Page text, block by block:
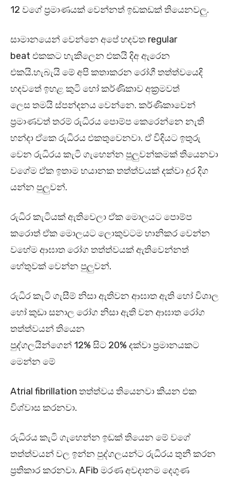
12 වගේ ප්‍රමාණයක් වෙන්නත් ඉඩකඩක් තියෙනවලු.
සාමානයෙන් වෙන්නෙ අපේ හදවත regular
beat එකකට හැකිලෙන එකයි දිඅ ඇරෙන
එකයි.හැබැයි මේ අපි කතාකරන රෝගී තත්ත්වයෙදි
හදවතේ ඉහළ කුටි හෝ කර්ණිකාව අක්‍රමවත්
ලෙස තමයි ස්පන්දනය වෙන්නෙ. කර්ණිකාවෙන්
ප්‍රමාණවත් තරම් රුධිරය පොම්ප කෙරෙන්නෙ නැති
හන්දා ඒකෙ රුධිරය එකතුවෙනවා. ඒ විදියට ඉතුරු
වෙන රුධිරය කැටි ගැහෙන්න පුලුවන්කමක් තියෙනවා
වගේම ඒක ඉතාම භයානක තත්ත්වයක් දක්වා දුර දිග
යන්න පුලුවන්.
රුධිර කැටියක් ඇතිවෙලා ඒක මොලයට පොම්ප
කරොත් ඒක මොලයට ලොකුවටම හානිකර වෙන්න
වහේම ආඝාත රෝග තත්ත්වයක් ඇතිවෙන්නත්
හේතුවක් වෙන්න පුලුවන්.
රුධිර කැටි ගැසීම් නිසා ඇතිවන ආඝාත ඇති හෝ විශාල
හෝ කුඩා සනාල රෝග නිසා ඇති වන ආඝාත රෝග
තත්ත්වයන් තියෙන
පුද්ගලයින්ගෙන් 12% සිට 20% දක්වා ප්‍රමානයකට
මෙන්න මේ
Atrial fibrillation තත්ත්වය තියෙනවා කියන එක
විශ්වාස කරනවා.
රුධිරය කැටි ගැහෙන්න ඉඩක් තියෙන මේ වගේ
තත්ත්වයන් වල ඉන්න පුද්ගලයන්ට රුධිරය තුනී කරන
ප්‍රතිකාර කරනවා. AFib මරණ අවදානම දෙගුණ